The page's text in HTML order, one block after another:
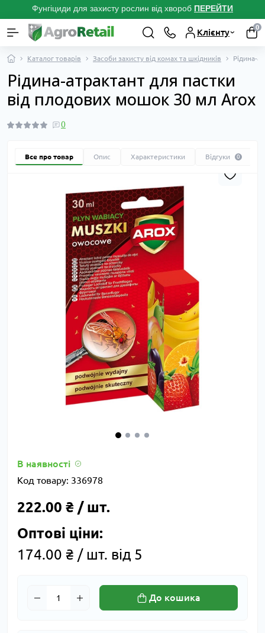
Фунгіциди для захисту рослин від хвороб ПЕРЕЙТИ
Клієнту
0
Каталог товарів Засоби захисту від комах та шкідників Рідина-
Рідина-атрактант для пастки
від плодових мошок 30 мл Arox
0
Все про товар Опис Характеристики Відгуки 0
В наявності
Код товару: 336978
222.00 ₴ / шт.
Оптові ціни:
174.00 ₴ / шт. від 5
До кошика